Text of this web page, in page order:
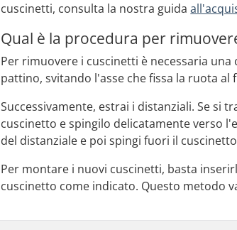
cuscinetti, consulta la nostra guida
Qual è la procedura per
Per rimuovere i cuscinetti è necessaria
pattino, svitando l'asse che fissa la ruota al
Successivamente, estrai i distanziali. Se si
cuscinetto e spingilo delicatamente verso
del distanziale e poi spingi fuori il
Per montare i nuovi cuscinetti, basta
cuscinetto come indicato. Questo metodo